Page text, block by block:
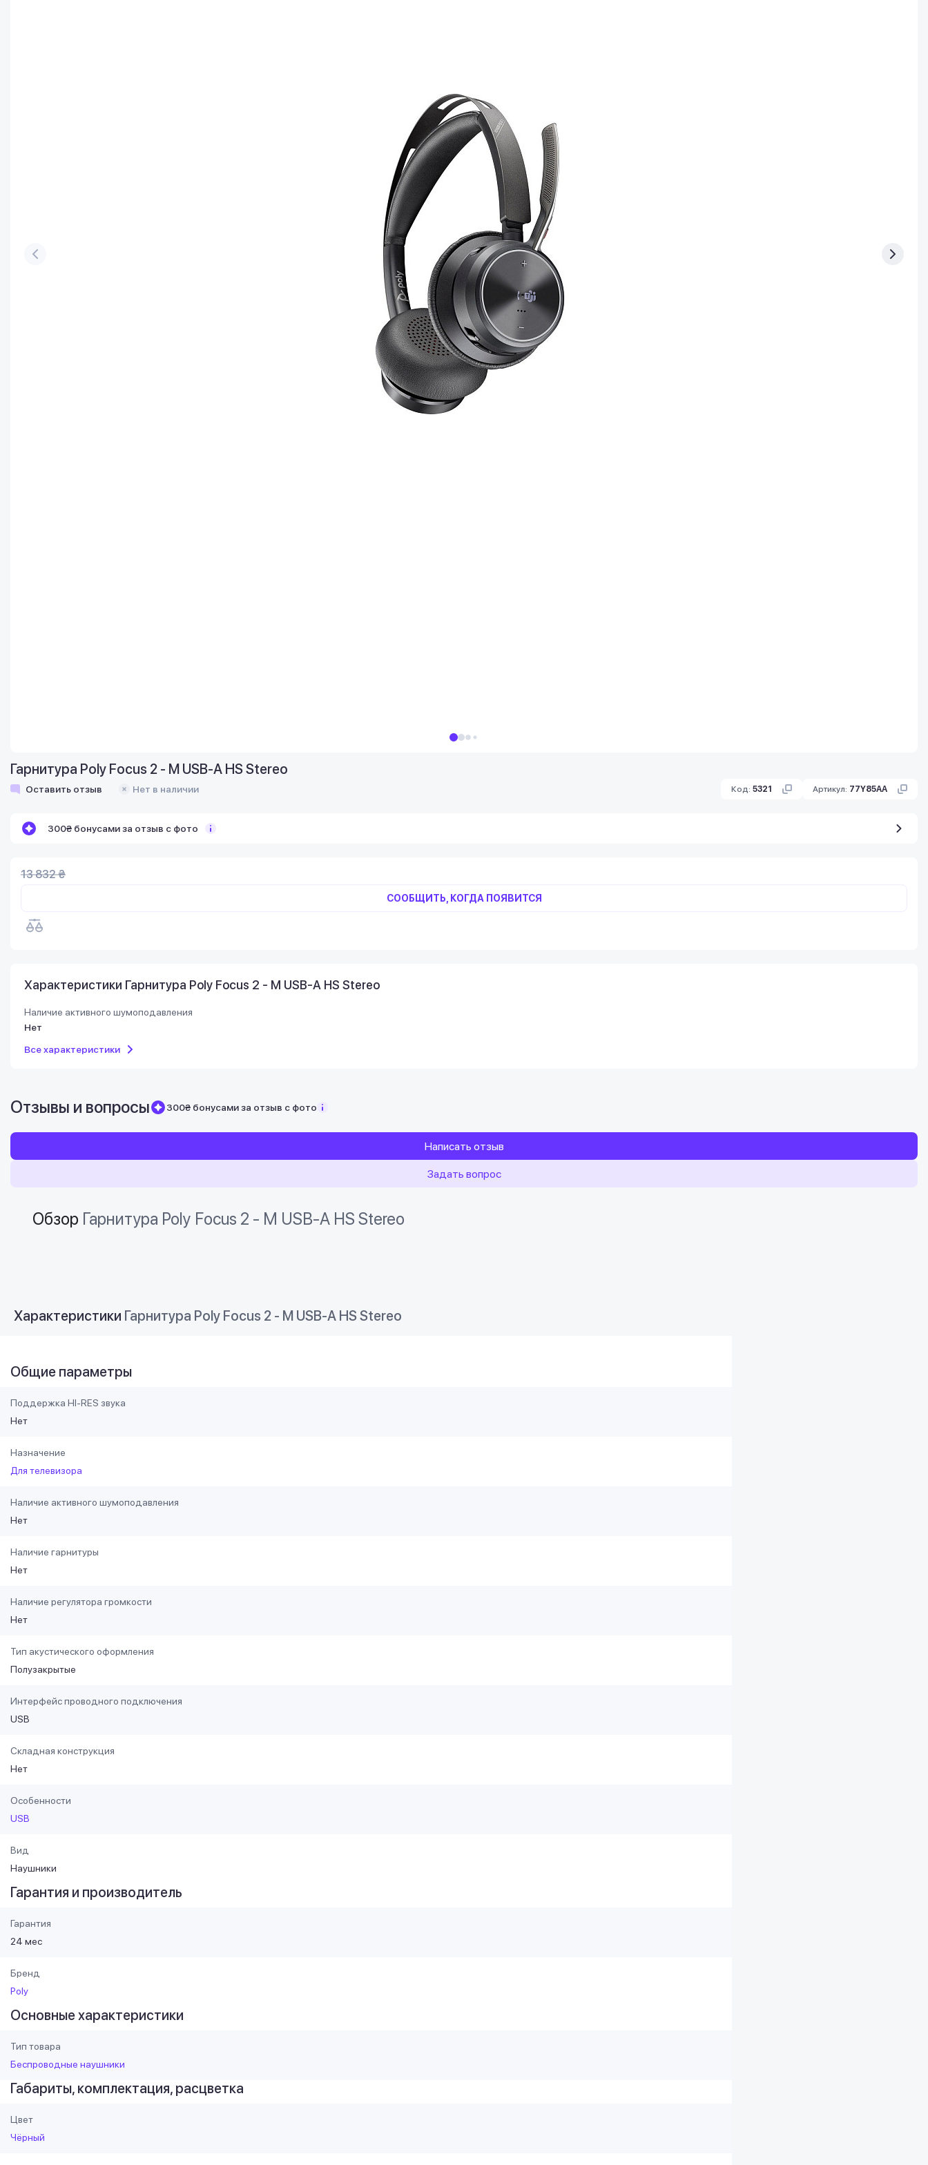
Гарнитура Poly Focus 2 - M USB-A HS Stereo
Оставить отзыв Нет в наличии Код: 5321 Артикул: 77Y85AA
300₴ бонусами за отзыв с фото
13 832 ₴
СООБЩИТЬ, КОГДА ПОЯВИТСЯ
Характеристики Гарнитура Poly Focus 2 - M USB-A HS Stereo
Наличие активного шумоподавления
Нет
Все характеристики
Отзывы и вопросы 300₴ бонусами за отзыв с фото
Написать отзыв
Задать вопрос
Обзор Гарнитура Poly Focus 2 - M USB-A HS Stereo
Характеристики Гарнитура Poly Focus 2 - M USB-A HS Stereo
Общие параметры
Поддержка HI-RES звука
Нет
Назначение
Для телевизора
Наличие активного шумоподавления
Нет
Наличие гарнитуры
Нет
Наличие регулятора громкости
Нет
Тип акустического оформления
Полузакрытые
Интерфейс проводного подключения
USB
Складная конструкция
Нет
Особенности
USB
Вид
Наушники
Гарантия и производитель
Гарантия
24 мес
Бренд
Poly
Основные характеристики
Тип товара
Беспроводные наушники
Габариты, комплектация, расцветка
Цвет
Чёрный